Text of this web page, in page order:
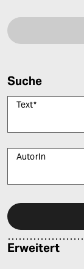
Suche
Text*
AutorIn
Erweitert